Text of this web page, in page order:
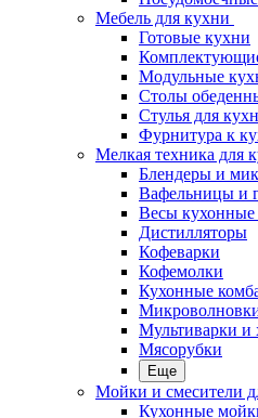
Мебель для кухни
Готовые кухни
Модульные
Столы
Стулья для
Фурнитура к
Мелкая техника для
Блендеры и
Вафельницы и
Весы
Дистилляторы
Кофеварки
Кофемолки
Кухонные
Мультиварки и
Мясорубки
Еще
Мойки и смесители
Кухонные